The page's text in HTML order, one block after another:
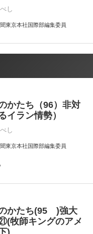
し
東京本社国際部編集委員
かたち（96）非対
ラン情勢）
し
東京本社国際部編集委員
かたち(95 )強大
(牧師キングのアメ
)